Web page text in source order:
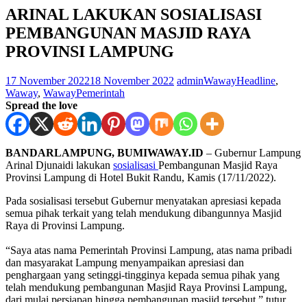
ARINAL LAKUKAN SOSIALISASI
PEMBANGUNAN MASJID RAYA
PROVINSI LAMPUNG
17 November 202218 November 2022 adminWawayHeadline,
Waway, WawayPemerintah
Spread the love
BANDARLAMPUNG, BUMIWAWAY.ID – Gubernur Lampung
Arinal Djunaidi lakukan sosialisasi Pembangunan Masjid Raya
Provinsi Lampung di Hotel Bukit Randu, Kamis (17/11/2022).
Pada sosialisasi tersebut Gubernur menyatakan apresiasi kepada
semua pihak terkait yang telah mendukung dibangunnya Masjid
Raya di Provinsi Lampung.
“Saya atas nama Pemerintah Provinsi Lampung, atas nama pribadi
dan masyarakat Lampung menyampaikan apresiasi dan
penghargaan yang setinggi-tingginya kepada semua pihak yang
telah mendukung pembangunan Masjid Raya Provinsi Lampung,
dari mulai persiapan hingga pembangunan masjid tersebut,” tutur